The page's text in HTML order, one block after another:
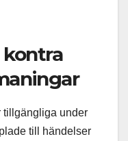
kontra
tillgängliga under
till händelser